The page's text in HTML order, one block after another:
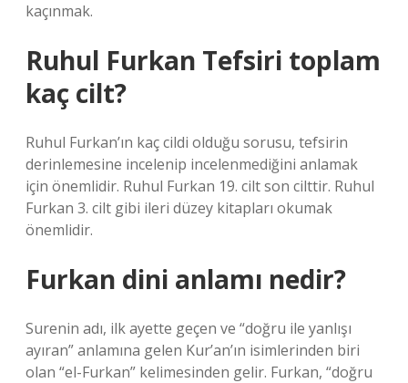
kaçınmak.
Ruhul Furkan Tefsiri toplam
kaç cilt?
Ruhul Furkan’ın kaç cildi olduğu sorusu, tefsirin
derinlemesine incelenip incelenmediğini anlamak
için önemlidir. Ruhul Furkan 19. cilt son cilttir. Ruhul
Furkan 3. cilt gibi ileri düzey kitapları okumak
önemlidir.
Furkan dini anlamı nedir?
Surenin adı, ilk ayette geçen ve “doğru ile yanlışı
ayıran” anlamına gelen Kur’an’ın isimlerinden biri
olan “el-Furkan” kelimesinden gelir. Furkan, “doğru